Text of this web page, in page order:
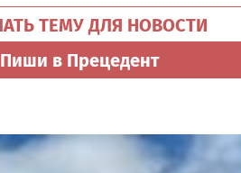
ТЕМУ ДЛЯ НОВОСТИ
Пиши в Прецедент